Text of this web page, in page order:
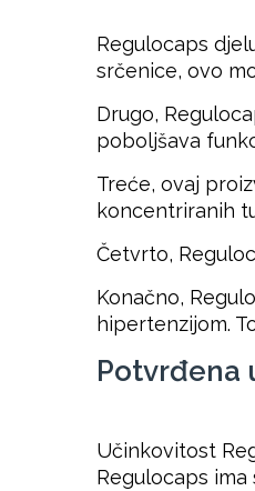
Regulocaps
srčenice, ovo
Drugo,
poboljšava
Treće, ovaj
koncentriranih
Četvrto,
Konačno,
hipertenzijom.
Potvrđena
Učinkovitost
Regulocaps